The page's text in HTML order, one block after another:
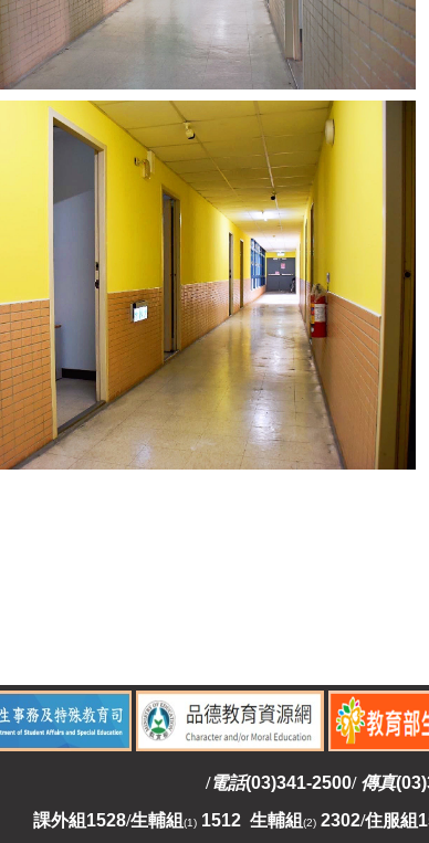
/電話(03)341-2500/ 傳真
課外組 1528/生輔組 (1) 1512 生輔組 (2) 2302/住服組